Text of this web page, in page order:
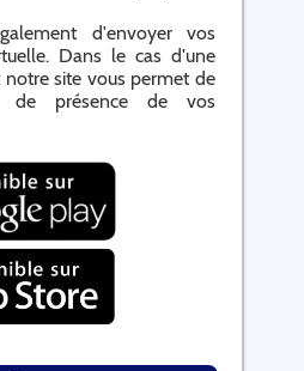
d'envoyer vos
Dans le cas d'une
site vous permet de
de présence de vos